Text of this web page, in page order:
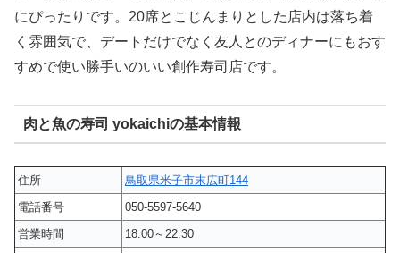
にぴったりです。20席とこじんまりとした店内は落ち着
く雰囲気で、デートだけでなく友人とのディナーにもおす
すめで使い勝手いのいい創作寿司店です。
肉と魚の寿司 yokaichiの基本情報
住所
鳥取県米子市末広町144
電話番号
050-5597-5640
営業時間
18:00～22:30